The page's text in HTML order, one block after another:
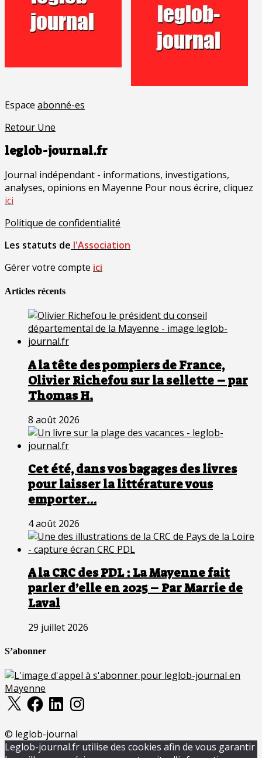
Espace abonné-es
Retour Une
leglob-journal.fr
Journal indépendant - informations, investigations,
analyses, opinions en Mayenne Pour nous écrire, cliquez
ici
Politique de confidentialité
Les statuts de l'Association
Gérer votre compte ici
Articles récents
A la tête des pompiers de France,
Olivier Richefou sur la sellette – par
Thomas H.
8 août 2026
Cet été, dans vos bagages des livres
pour laisser la littérature vous
emporter…
4 août 2026
A la CRC des PDL : La Mayenne fait
parler d’elle en 2025 – Par Marrie de
Laval
29 juillet 2026
S’abonner
X FacebookLinkedInInstagram
© leglob-journal
Leglob-journal.fr utilise des cookies afin de vous garantir